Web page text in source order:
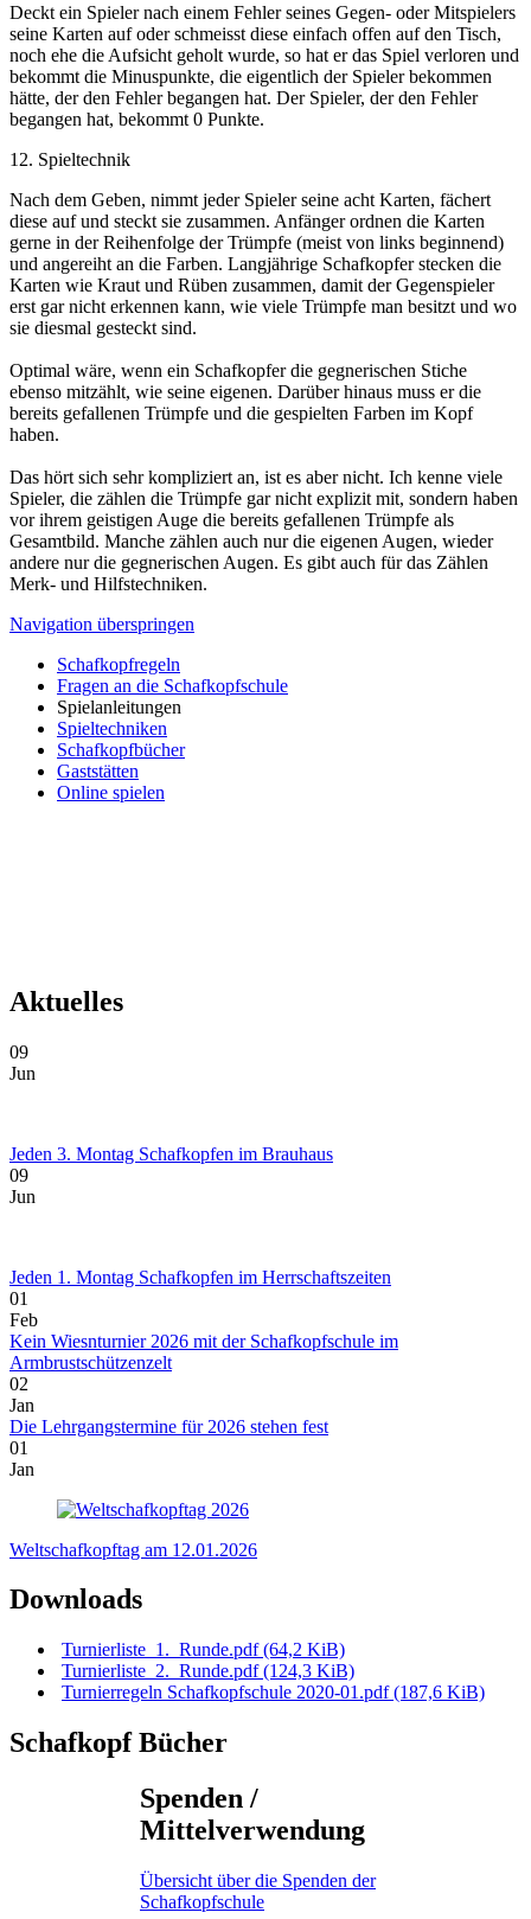
Deckt ein Spieler nach einem Fehler seines Gegen- oder Mitspielers
seine Karten auf oder schmeisst diese einfach offen auf den Tisch,
noch ehe die Aufsicht geholt wurde, so hat er das Spiel verloren und
bekommt die Minuspunkte, die eigentlich der Spieler bekommen
hätte, der den Fehler begangen hat. Der Spieler, der den Fehler
begangen hat, bekommt 0 Punkte.
12. Spieltechnik
Nach dem Geben, nimmt jeder Spieler seine acht Karten, fächert
diese auf und steckt sie zusammen. Anfänger ordnen die Karten
gerne in der Reihenfolge der Trümpfe (meist von links beginnend)
und angereiht an die Farben. Langjährige Schafkopfer stecken die
Karten wie Kraut und Rüben zusammen, damit der Gegenspieler
erst gar nicht erkennen kann, wie viele Trümpfe man besitzt und wo
sie diesmal gesteckt sind.
Optimal wäre, wenn ein Schafkopfer die gegnerischen Stiche
ebenso mitzählt, wie seine eigenen. Darüber hinaus muss er die
bereits gefallenen Trümpfe und die gespielten Farben im Kopf
haben.
Das hört sich sehr kompliziert an, ist es aber nicht. Ich kenne viele
Spieler, die zählen die Trümpfe gar nicht explizit mit, sondern haben
vor ihrem geistigen Auge die bereits gefallenen Trümpfe als
Gesamtbild. Manche zählen auch nur die eigenen Augen, wieder
andere nur die gegnerischen Augen. Es gibt auch für das Zählen
Merk- und Hilfstechniken.
Navigation überspringen
Schafkopfregeln
Fragen an die Schafkopfschule
Spielanleitungen
Spieltechniken
Schafkopfbücher
Gaststätten
Online spielen
Aktuelles
09
Jun
Jeden 3. Montag Schafkopfen im Brauhaus
09
Jun
Jeden 1. Montag Schafkopfen im Herrschaftszeiten
01
Feb
Kein Wiesnturnier 2026 mit der Schafkopfschule im
Armbrustschützenzelt
02
Jan
Die Lehrgangstermine für 2026 stehen fest
01
Jan
Weltschafkopftag am 12.01.2026
Downloads
Turnierliste_1._Runde.pdf(64,2 KiB)
Turnierliste_2._Runde.pdf(124,3 KiB)
Turnierregeln Schafkopfschule 2020-01.pdf(187,6 KiB)
Schafkopf Bücher
Spenden /
Mittelverwendung
Übersicht über die Spenden der
Schafkopfschule